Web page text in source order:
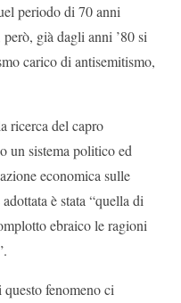
periodo di 70 anni
già dagli anni ’80 si
carico di antisemitismo,
ricerca del capro
un sistema politico ed
economica sulle
è stata “quella di
ebraico le ragioni
fenomeno ci